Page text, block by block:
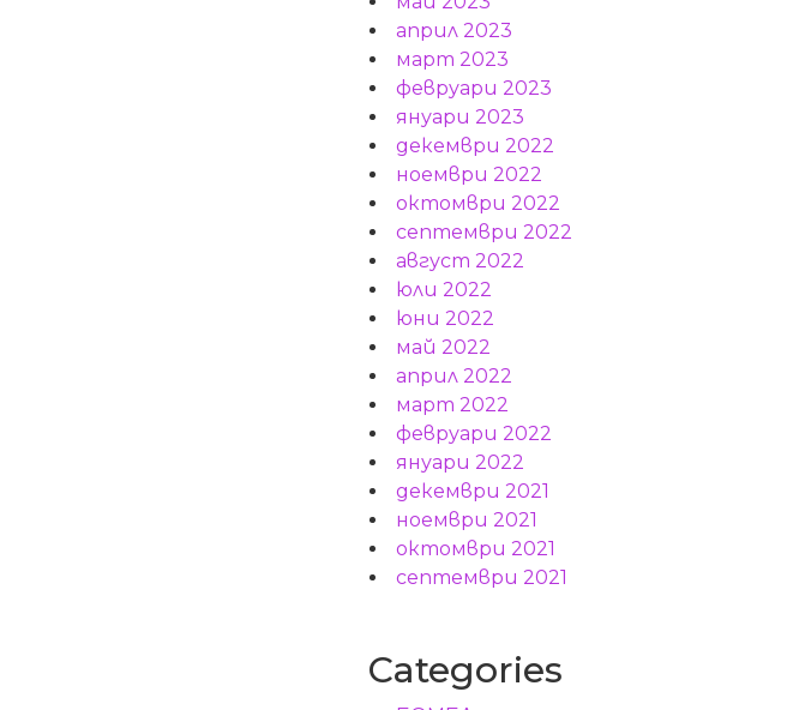
април 2023
март 2023
февруари 2023
януари 2023
декември 2022
ноември 2022
октомври 2022
септември 2022
август 2022
юли 2022
юни 2022
май 2022
април 2022
март 2022
февруари 2022
януари 2022
декември 2021
ноември 2021
октомври 2021
септември 2021
Categories